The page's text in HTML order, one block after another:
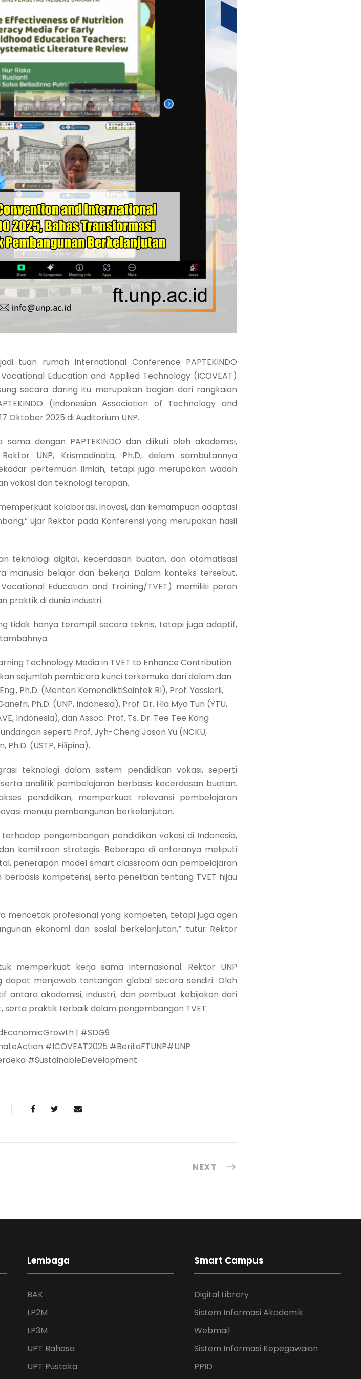
tuan rumah International Conference PAPTEKINDO
Education and Applied Technology (ICOVEAT)
secara daring itu merupakan bagian dari rangkaian
(Indonesian Association of Technology and
Oktober 2025 di Auditorium UNP.
dengan PAPTEKINDO dan diikuti oleh akademisi,
UNP, Krismadinata, Ph.D, dalam sambutannya
pertemuan ilmiah, tetapi juga merupakan wadah
vokasi dan teknologi terapan.
kolaborasi, inovasi, dan kemampuan adaptasi
ujar Rektor pada Konferensi yang merupakan hasil
teknologi digital, kecerdasan buatan, dan otomatisasi
belajar dan bekerja. Dalam konteks tersebut,
Education and Training/TVET) memiliki peran
praktik di dunia industri.
tidak hanya terampil secara teknis, tetapi juga adaptif,
Technology Media in TVET to Enhance Contribution
sejumlah pembicara kunci terkemuka dari dalam dan
Ph.D. (Menteri KemendiktiSaintek RI), Prof. Yassierli,
Ph.D. (UNP, Indonesia), Prof. Dr. Hla Myo Tun (YTU,
Indonesia), dan Assoc. Prof. Ts. Dr. Tee Tee Kong
seperti Prof. Jyh-Cheng Jason Yu (NCKU,
(USTP, Filipina).
teknologi dalam sistem pendidikan vokasi, seperti
analitik pembelajaran berbasis kecerdasan buatan.
pendidikan, memperkuat relevansi pembelajaran
menuju pembangunan berkelanjutan.
pengembangan pendidikan vokasi di Indonesia,
kemitraan strategis. Beberapa di antaranya meliputi
penerapan model smart classroom dan pembelajaran
kompetensi, serta penelitian tentang TVET hijau
mencetak profesional yang kompeten, tetapi juga agen
ekonomi dan sosial berkelanjutan,” tutur Rektor
memperkuat kerja sama internasional. Rektor UNP
menjawab tantangan global secara sendiri. Oleh
antara akademisi, industri, dan pembuat kebijakan dari
praktik terbaik dalam pengembangan TVET.
| #SDG9
#ICOVEAT2025 #BeritaFTUNP#UNP
#SustainableDevelopment
NEXT
Lembaga
BAK
LP2M
LP3M
UPT Bahasa
UPT Pustaka
Smart Campus
Digital Library
Sistem Informasi Akademik
Webmail
Sistem Informasi Kepegawaian
PPID